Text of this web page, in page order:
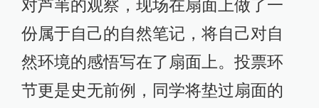
对芦苇的观察，现场在扇面上做了一
份属于自己的自然笔记，将自己对自
然环境的感悟写在了扇面上。投票环
节更是史无前例，同学将垫过扇面的